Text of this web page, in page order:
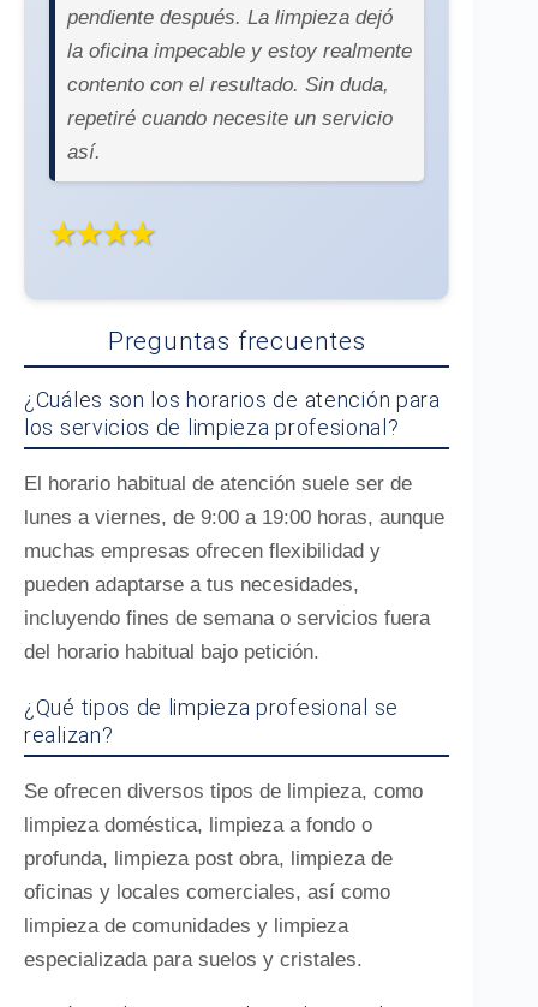
pendiente después. La limpieza dejó
la oficina impecable y estoy realmente
contento con el resultado. Sin duda,
repetiré cuando necesite un servicio
así.
★★★★
Preguntas frecuentes
¿Cuáles son los horarios de atención para
los servicios de limpieza profesional?
El horario habitual de atención suele ser de
lunes a viernes, de 9:00 a 19:00 horas, aunque
muchas empresas ofrecen flexibilidad y
pueden adaptarse a tus necesidades,
incluyendo fines de semana o servicios fuera
del horario habitual bajo petición.
¿Qué tipos de limpieza profesional se
realizan?
Se ofrecen diversos tipos de limpieza, como
limpieza doméstica, limpieza a fondo o
profunda, limpieza post obra, limpieza de
oficinas y locales comerciales, así como
limpieza de comunidades y limpieza
especializada para suelos y cristales.